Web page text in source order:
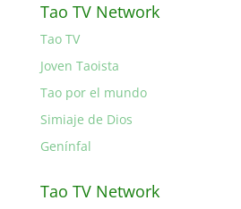
Tao TV Network
Tao TV
Joven Taoista
Tao por el mundo
Simiaje de Dios
Genínfal
Tao TV Network